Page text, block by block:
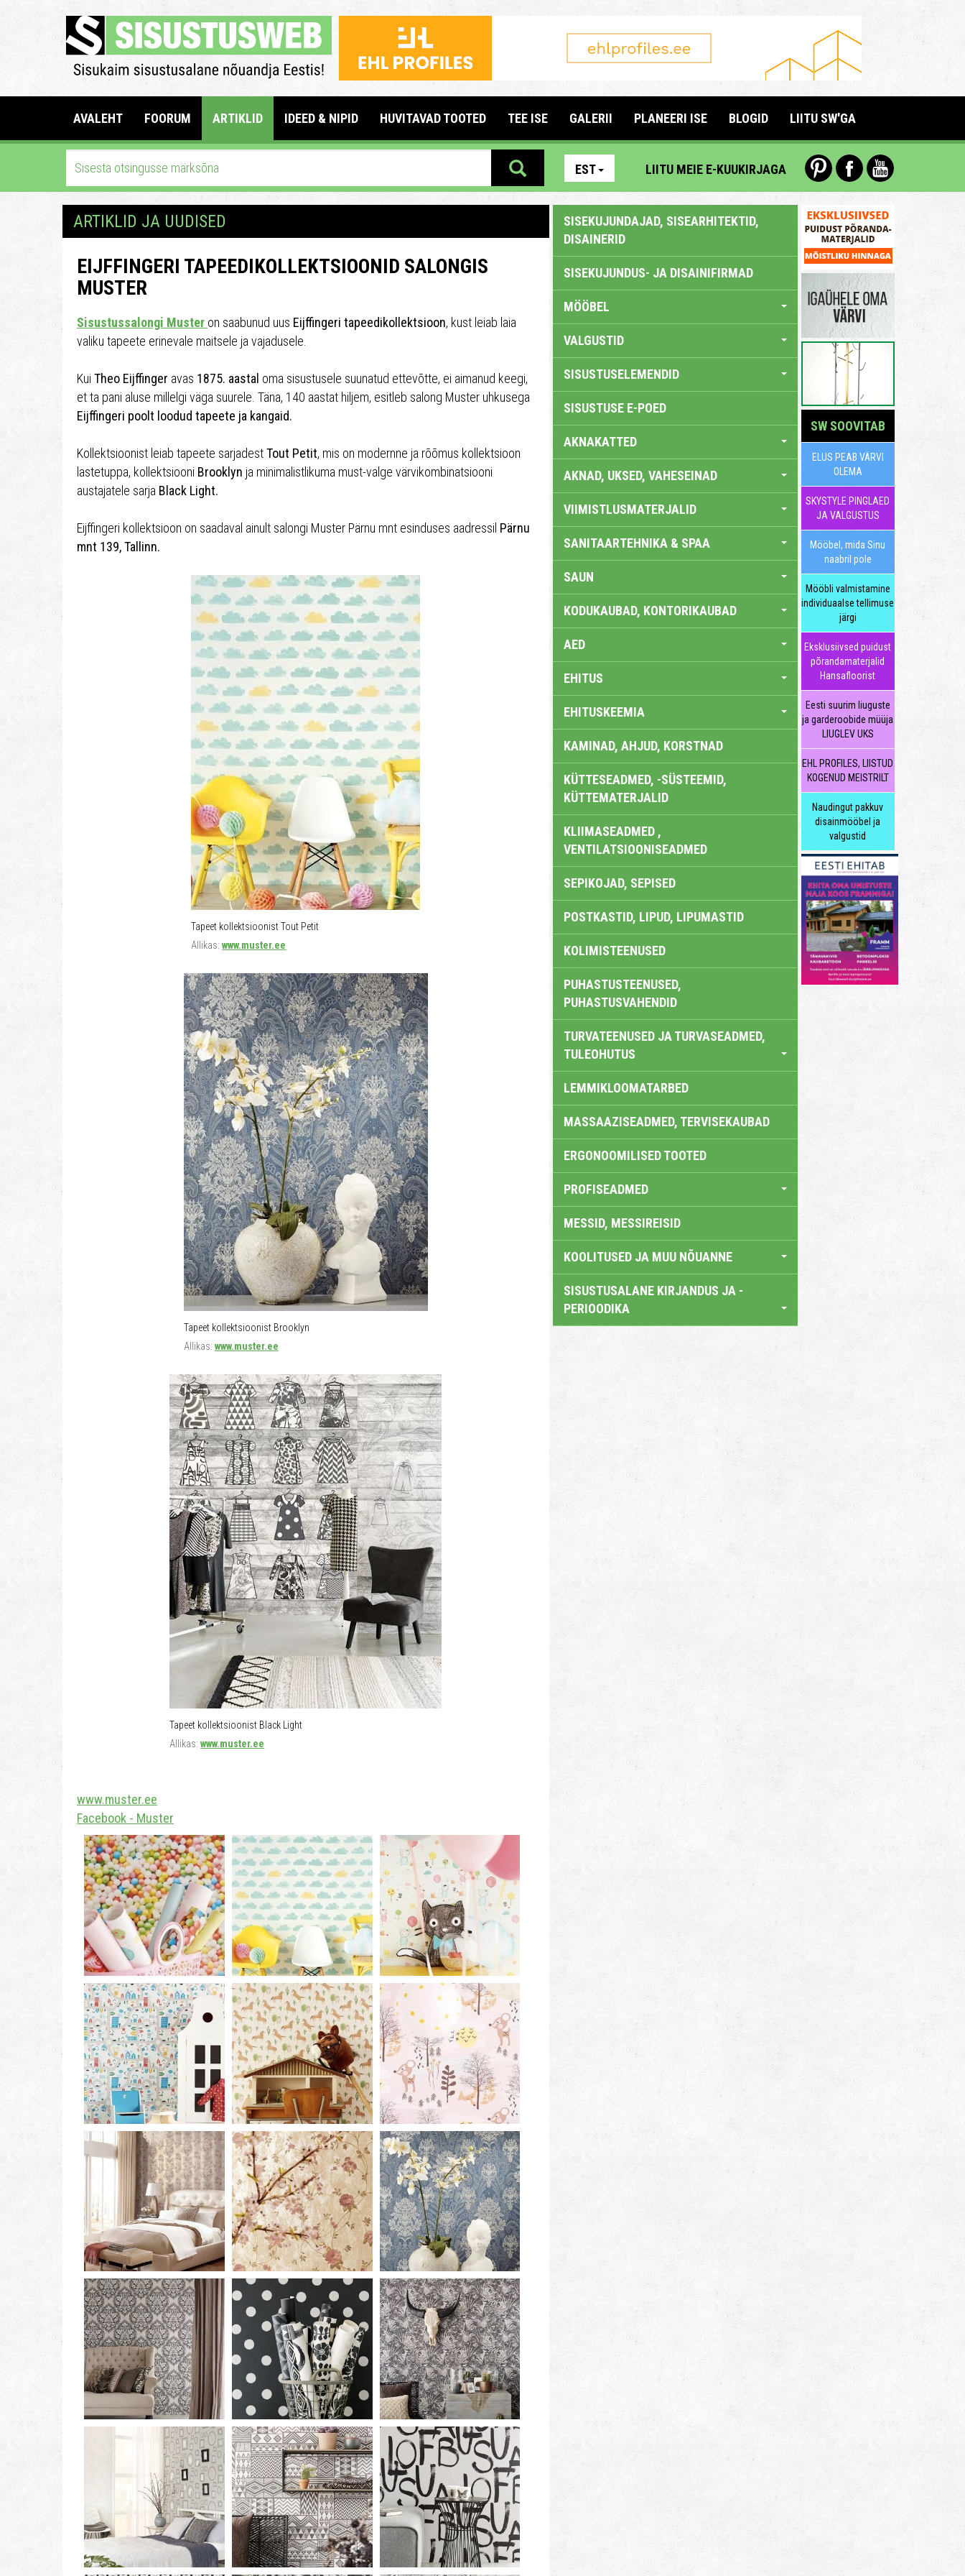
AVALEHT FOORUM ARTIKLID IDEED & NIPID HUVITAVAD TOOTED TEE ISE GALERII PLANEERI ISE BLOGID LIITU SW'GA
EST LIITU MEIE E-KUUKIRJAGA
ARTIKLID JA UUDISED
EIJFFINGERI TAPEEDIKOLLEKTSIOONID SALONGIS
MUSTER
Sisustussalongi Muster on saabunud uus Eijffingeri tapeedikollektsioon, kust leiab laia
valiku tapeete erinevale maitsele ja vajadusele.
Kui Theo Eijffinger avas 1875. aastal oma sisustusele suunatud ettevõtte, ei aimanud keegi,
et ta pani aluse millelgi väga suurele. Täna, 140 aastat hiljem, esitleb salong Muster uhkusega
Eijffingeri poolt loodud tapeete ja kangaid.
Kollektsioonist leiab tapeete sarjadestTout Petit, mis on modernne ja rõõmus kollektsioon
lastetuppa, kollektsiooni Brooklyn ja minimalistlikuma must-valge värvikombinatsiooni
austajatele sarja Black Light.
Eijffingeri kollektsioon on saadaval ainult salongi Muster Pärnu mnt esinduses aadressil Pärnu
mnt 139, Tallinn.
Tapeet kollektsioonist Tout Petit
Allikas:www.muster.ee
Tapeet kollektsioonist Brooklyn
Allikas: www.muster.ee
Tapeet kollektsioonist Black Light
Allikas:www.muster.ee
www.muster.ee
Facebook - Muster
SISEKUJUNDAJAD, SISEARHITEKTID,
DISAINERID
SISEKUJUNDUS- JA DISAINIFIRMAD
MÖÖBEL
VALGUSTID
SISUSTUSELEMENDID
SISUSTUSE E-POED
AKNAKATTED
AKNAD, UKSED, VAHESEINAD
VIIMISTLUSMATERJALID
SANITAARTEHNIKA & SPAA
SAUN
KODUKAUBAD, KONTORIKAUBAD
AED
EHITUS
EHITUSKEEMIA
KAMINAD, AHJUD, KORSTNAD
KÜTTESEADMED, -SÜSTEEMID,
KÜTTEMATERJALID
KLIIMASEADMED ,
VENTILATSIOONISEADMED
SEPIKOJAD, SEPISED
POSTKASTID, LIPUD, LIPUMASTID
KOLIMISTEENUSED
PUHASTUSTEENUSED,
PUHASTUSVAHENDID
TURVATEENUSED JA TURVASEADMED,
TULEOHUTUS
LEMMIKLOOMATARBED
MASSAAZISEADMED, TERVISEKAUBAD
ERGONOOMILISED TOOTED
PROFISEADMED
MESSID, MESSIREISID
KOOLITUSED JA MUU NÕUANNE
SISUSTUSALANE KIRJANDUS JA -
PERIOODIKA
SW SOOVITAB
ELUS PEAB VÄRVI
OLEMA
SKYSTYLE PINGLAED
JA VALGUSTUS
Mööbel, mida Sinu
naabril pole
Mööbli valmistamine
individuaalse tellimuse
järgi
Eksklusiivsed puidust
põrandamaterjalid
Hansafloorist
Eesti suurim liuguste
ja garderoobide müüja
LIUGLEV UKS
EHL PROFILES, LIISTUD
KOGENUD MEISTRILT
Naudingut pakkuv
disainmööbel ja
valgustid